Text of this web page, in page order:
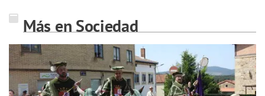
Más en Sociedad